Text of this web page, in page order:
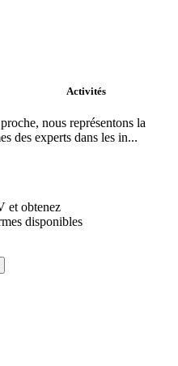
Activités
nous représentons la
des experts dans les in...
et obtenez
disponibles